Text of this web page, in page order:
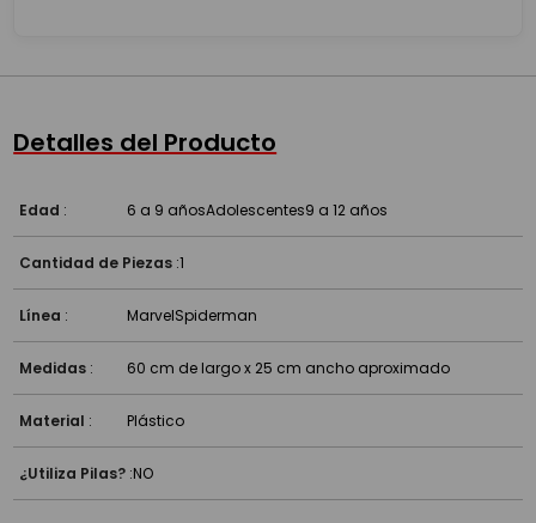
Detalles del Producto
Edad : 6 a 9 añosAdolescentes9 a 12 años
Cantidad de Piezas :1
Línea : MarvelSpiderman
Medidas : 60 cm de largo x 25 cm ancho aproximado
Material : Plástico
¿Utiliza Pilas? :NO